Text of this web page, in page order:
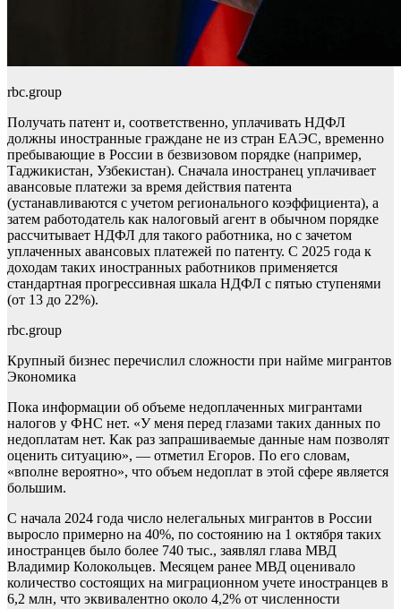
rbc.group
Получать патент и, соответственно, уплачивать НДФЛ
должны иностранные граждане не из стран ЕАЭС, временно
пребывающие в России в безвизовом порядке (например,
Таджикистан, Узбекистан). Сначала иностранец уплачивает
авансовые платежи за время действия патента
(устанавливаются с учетом регионального коэффициента), а
затем работодатель как налоговый агент в обычном порядке
рассчитывает НДФЛ для такого работника, но с зачетом
уплаченных авансовых платежей по патенту. С 2025 года к
доходам таких иностранных работников применяется
стандартная прогрессивная шкала НДФЛ с пятью ступенями
(от 13 до 22%).
rbc.group
Крупный бизнес перечислил сложности при найме мигрантов
Экономика
Пока информации об объеме недоплаченных мигрантами
налогов у ФНС нет. «У меня перед глазами таких данных по
недоплатам нет. Как раз запрашиваемые данные нам позволят
оценить ситуацию», — отметил Егоров. По его словам,
«вполне вероятно», что объем недоплат в этой сфере является
большим.
С начала 2024 года число нелегальных мигрантов в России
выросло примерно на 40%, по состоянию на 1 октября таких
иностранцев было более 740 тыс., заявлял глава МВД
Владимир Колокольцев. Месяцем ранее МВД оценивало
количество состоящих на миграционном учете иностранцев в
6,2 млн, что эквивалентно около 4,2% от численности